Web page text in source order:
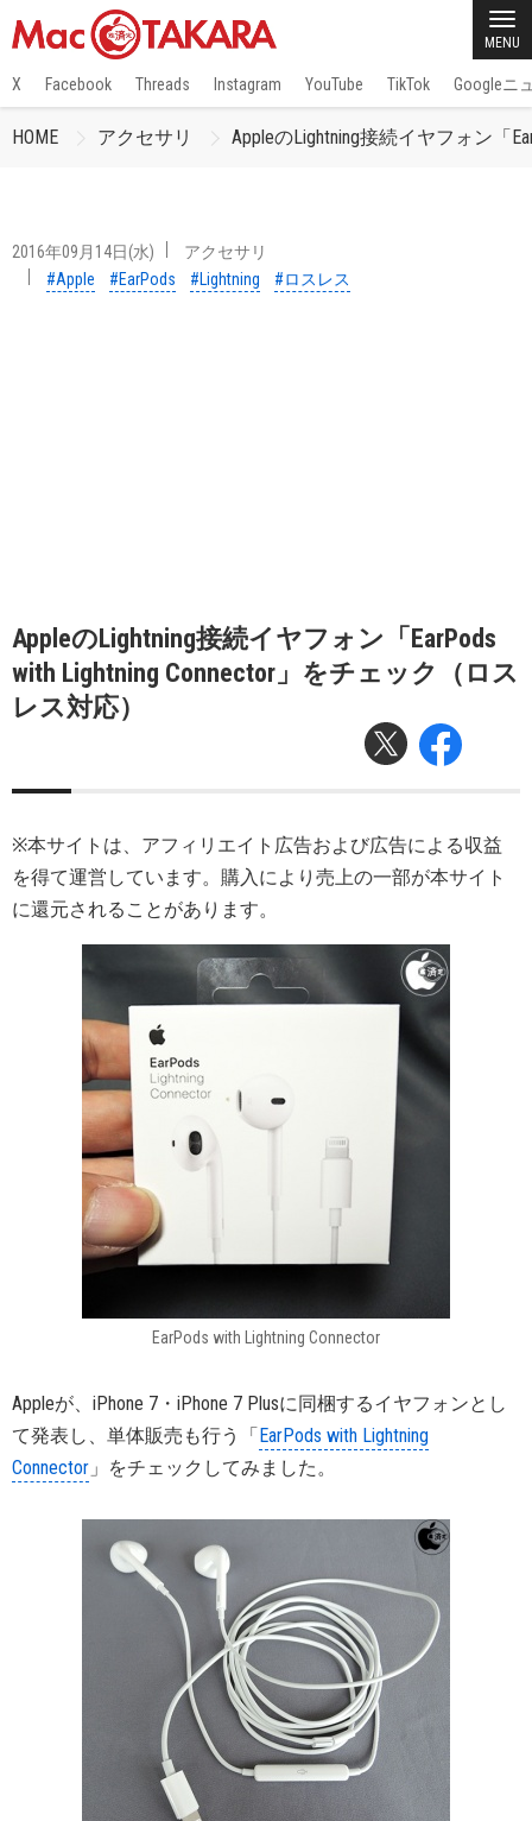
MENU
X Facebook Threads Instagram YouTube TikTok Googleニ
HOME アクセサリ AppleのLightning接続イヤフォン「
2016年09月14日(水)
アクセサリ
#Apple
#EarPods #Lightning #ロスレス
AppleのLightning接続イヤフォン「EarPods
with Lightning Connector」をチェック（ロス
レス対応）
※本サイトは、アフィリエイト広告および広告による収益
を得て運営しています。購入により売上の一部が本サイト
に還元されることがあります。
EarPods with Lightning Connector
Appleが、iPhone 7・iPhone 7 Plusに同梱するイヤフォンとし
て発表し、単体販売も行う「EarPods with Lightning
Connector 」をチェックしてみました。